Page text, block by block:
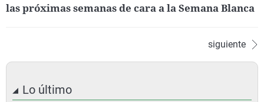
las próximas semanas de cara a la Semana Blanca
siguiente
Lo último